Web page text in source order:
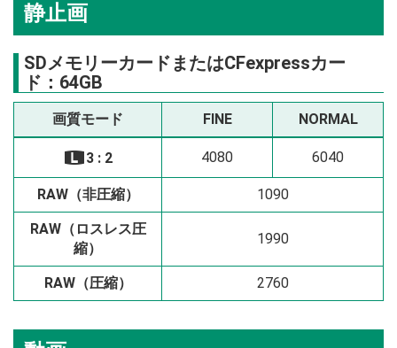
静止画
SDメモリーカードまたはCFexpressカー
ド：64GB
画質モード FINE NORMAL
O 3 : 2 4080 6040
RAW（非圧縮） 1090
RAW（ロスレス圧
縮）
1990
RAW（圧縮） 2760